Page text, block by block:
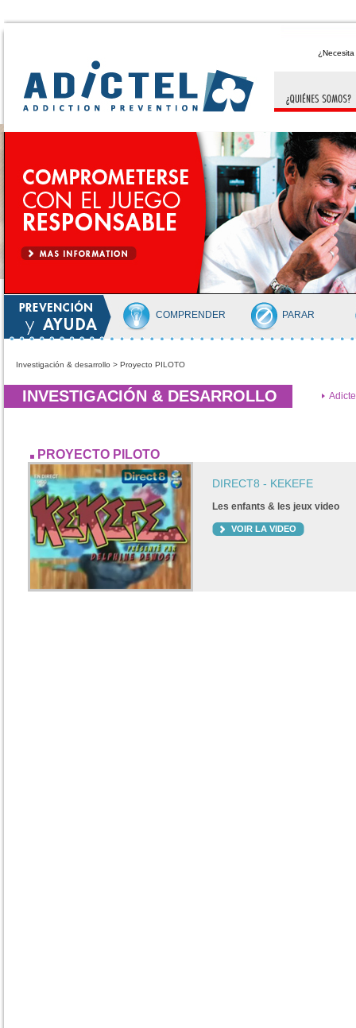
¿Necesita
COMPRENDER PARAR
Investigación & desarrollo > Proyecto PILOTO
INVESTIGACIÓN & DESARROLLO
PROYECTO PILOTO
DIRECT8 - KEKEFE
Les enfants & les jeux video
VOIR LA VIDEO